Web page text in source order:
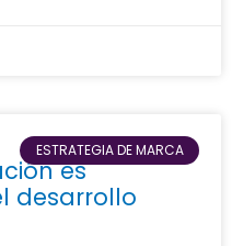
ESTRATEGIA DE MARCA
es
desarrollo